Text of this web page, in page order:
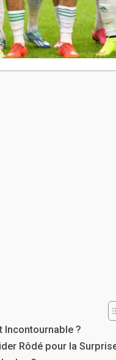
Incontournable ?
Rôdé pour la